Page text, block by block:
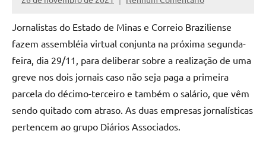
Gerais
Alessandra
Jornalistas do Estado de Minas e Correio Braziliense
fazem assembléia virtual conjunta na próxima segunda-
feira, dia 29/11, para deliberar sobre a realização de uma
greve nos dois jornais caso não seja paga a primeira
parcela do décimo-terceiro e também o salário, que vêm
sendo quitado com atraso. As duas empresas jornalísticas
pertencem ao grupo Diários Associados.